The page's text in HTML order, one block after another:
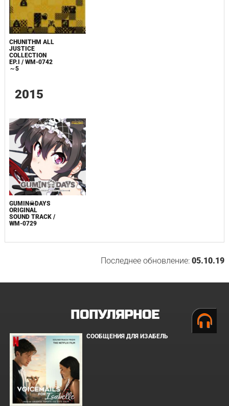
CHUNITHM ALL
JUSTICE
COLLECTION
EP.I / WM-0742
～5
2015
GUMIN☠DAYS
ORIGINAL
SOUND TRACK /
WM-0729
Последнее обновление:05.10.19
ПОПУЛЯРНОЕ
СООБЩЕНИЯ ДЛЯ ИЗАБЕЛЬ